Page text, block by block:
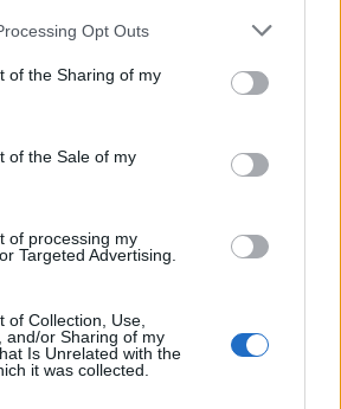
website/app uses one or more Google
or usage behaviour. You may click to
to Google and its third-party tags to
specified purposes in below Google
Opt Outs
of the Sharing of my
of the Sale of my
of processing my
Targeted Advertising.
of Collection, Use,
and/or Sharing of my
Is Unrelated with the
it was collected.
a levendula termesztési